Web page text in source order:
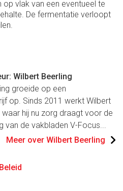
op vlak van een eventueel te
De fermentatie verloopt
Wilbert Beerling
groeide op een
op. Sinds 2011 werkt Wilbert
waar hij nu zorg draagt voor de
van de vakbladen V-Focus...
Meer over Wilbert Beerling